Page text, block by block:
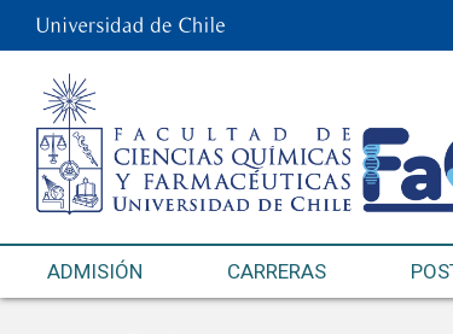
ADMISIÓN CARRERAS